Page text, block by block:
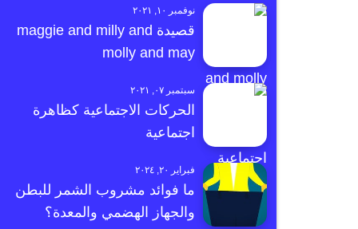
نوفمبر ١٠, ٢٠٢١
قصيدة maggie and milly and
molly and may
سبتمبر ٠٧, ٢٠٢١
الحركات الاجتماعية كظاهرة
اجتماعية
فبراير ٢٠, ٢٠٢٤
ما فوائد مشروب الشمر للبطن
والجهاز الهضمي والمعدة؟